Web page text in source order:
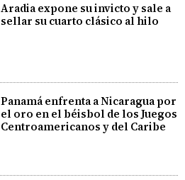
Aradia expone su invicto y sale a
sellar su cuarto clásico al hilo
Panamá enfrenta a Nicaragua por
el oro en el béisbol de los Juegos
Centroamericanos y del Caribe